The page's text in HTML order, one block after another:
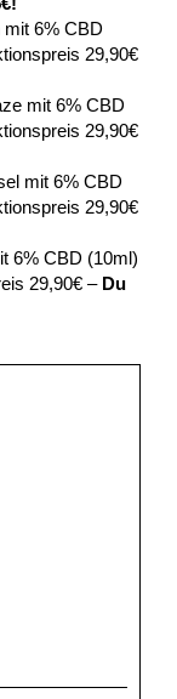
6% CBD
29,90€
mit 6% CBD
29,90€
mit 6% CBD
29,90€
6% CBD (10ml)
29,90€ – Du